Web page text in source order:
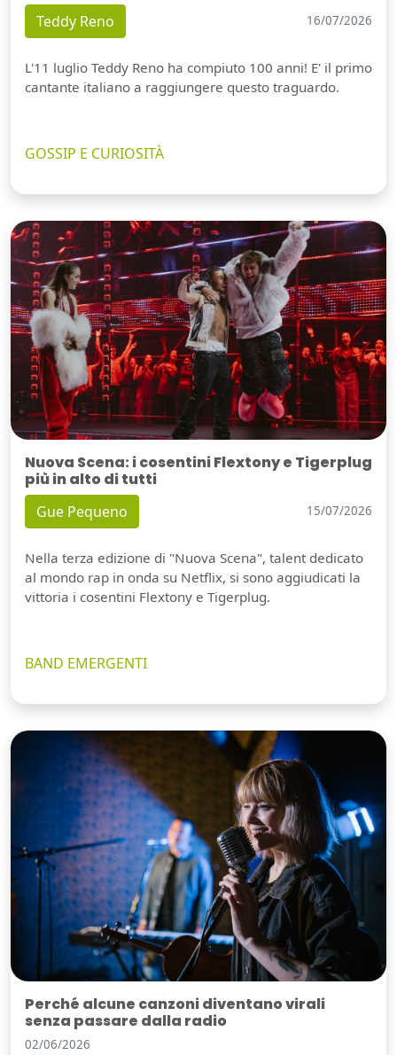
Teddy Reno 16/07/2026
L'11 luglio Teddy Reno ha compiuto 100 anni! E' il primo
cantante italiano a raggiungere questo traguardo.
GOSSIP E CURIOSITÀ
Nuova Scena: i cosentini Flextony e Tigerplug
più in alto di tutti
Gue Pequeno 15/07/2026
Nella terza edizione di "Nuova Scena", talent dedicato
al mondo rap in onda su Netflix, si sono aggiudicati la
vittoria i cosentini Flextony e Tigerplug.
BAND EMERGENTI
Perché alcune canzoni diventano virali
senza passare dalla radio
02/06/2026